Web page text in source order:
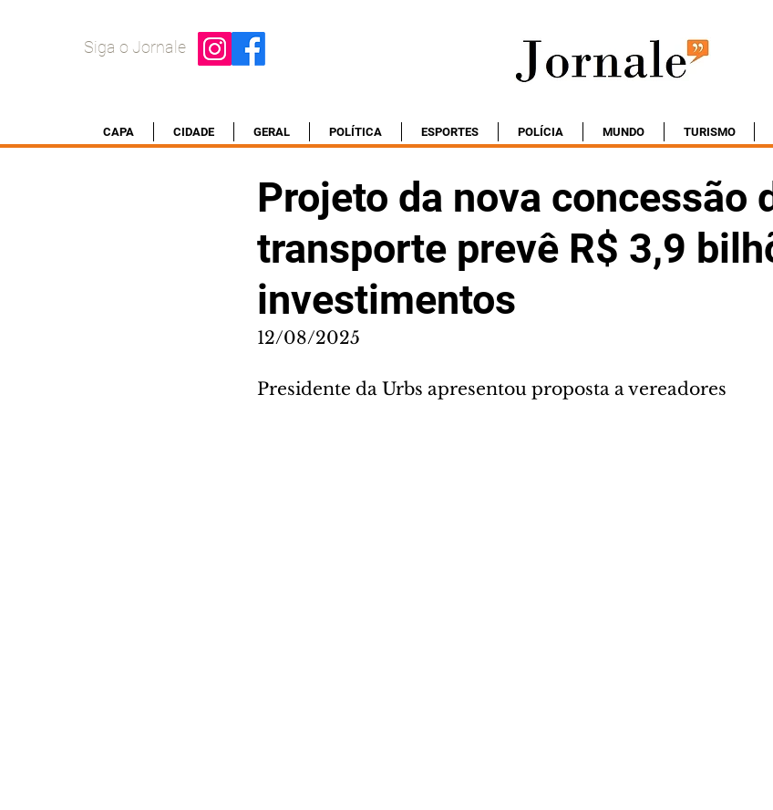
Siga o Jornale
CAPA CIDADE GERAL POLÍTICA ESPORTES POLÍCIA MUNDO TURISMO
Projeto da nova concessão
transporte prevê R$ 3,9
investimentos
12/08/2025
Presidente da Urbs apresentou proposta a vereadores